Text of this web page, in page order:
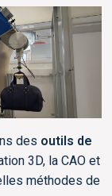
des outils de
3D, la CAO et
méthodes de